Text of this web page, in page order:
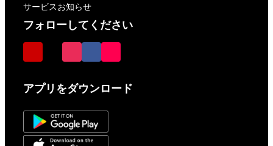
サービスお知らせ
フォローしてください
アプリをダウンロード